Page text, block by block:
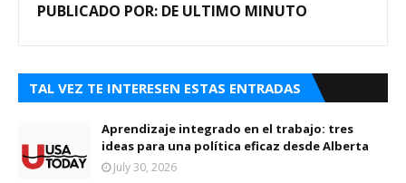
PUBLICADO POR: DE ULTIMO MINUTO
TAL VEZ TE INTERESEN ESTAS ENTRADAS
Aprendizaje integrado en el trabajo: tres
ideas para una política eficaz desde Alberta
July 30, 2026